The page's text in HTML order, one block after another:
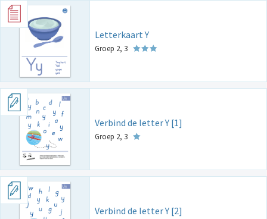
Letterkaart Y
Groep 2, 3
Verbind de letter Y [1]
Groep 2, 3
Verbind de letter Y [2]